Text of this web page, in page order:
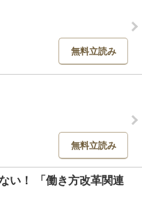
無料立読み
無料立読み
い！ 「働き方改革関連